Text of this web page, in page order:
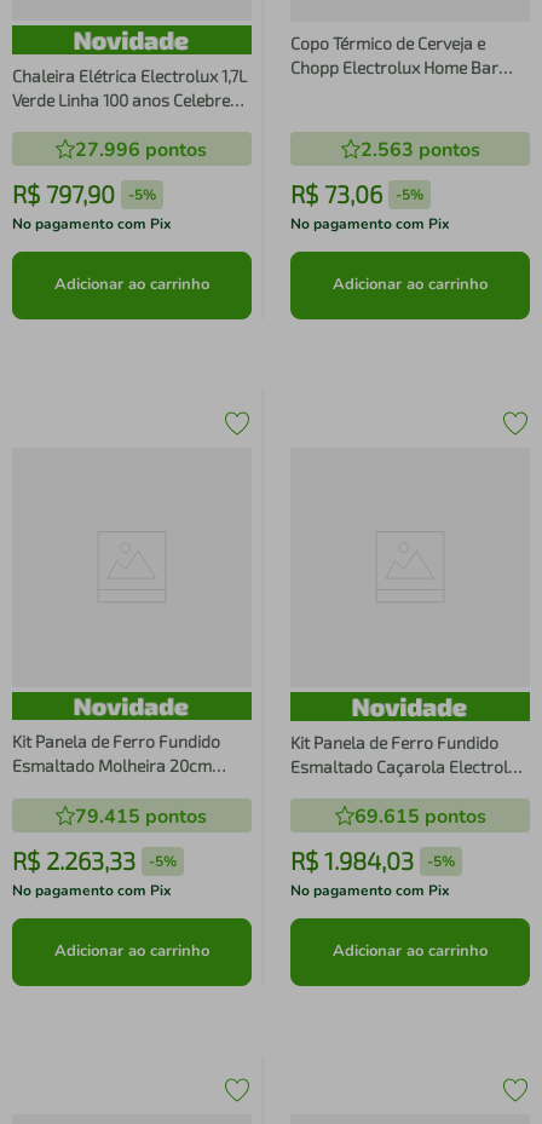
Chaleira Elétrica Electrolux 1,7L
Verde Linha 100 anos Celebre
27.996 pontos
R$ 797,90 -5%
No pagamento com Pix
Adicionar ao carrinho
Copo Térmico de Cerveja e
Chopp Electrolux Home Bar
Home Bar 560ml
2.563 pontos
R$ 73,06 -5%
No pagamento com Pix
Adicionar ao carrinho
Kit Panela de Ferro Fundido
Esmaltado Molheira 20cm
Fundido Esmaltado Caçarola
24cm Electrolux Verde Linha
100 Anos Celebre
79.415 pontos
R$ 2.263,33 -5%
No pagamento com Pix
Adicionar ao carrinho
Kit Panela de Ferro Fundido
Esmaltado Caçarola Electrolux
Fundido Esmaltado Electrolux
26cm verde Linha 100 Anos
Celebre
69.615 pontos
R$ 1.984,03 -5%
No pagamento com Pix
Adicionar ao carrinho